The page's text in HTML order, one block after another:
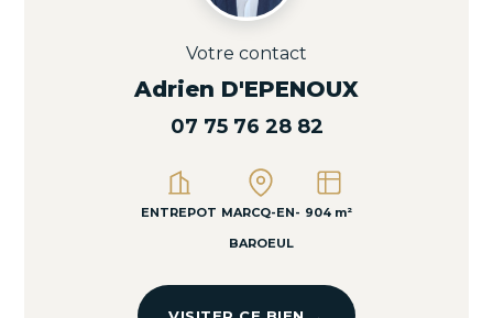
Votre contact
Adrien D'EPENOUX
07 75 76 28 82
ENTREPOT MARCQ-EN-
BAROEUL
904 m²